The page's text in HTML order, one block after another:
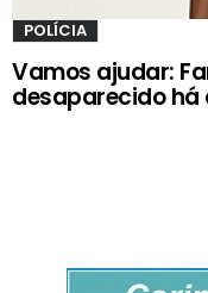
POLÍCIA
Vamos ajudar:
desaparecido